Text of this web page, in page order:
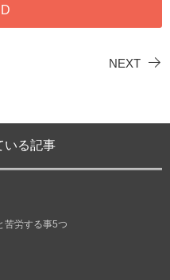
NEXT
いる記事
苦労する事5つ